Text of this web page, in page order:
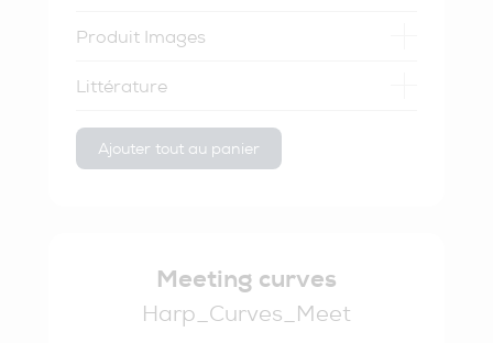
Produit Images
Littérature
Ajouter tout au panier
Meeting curves
Harp_Curves_Meet